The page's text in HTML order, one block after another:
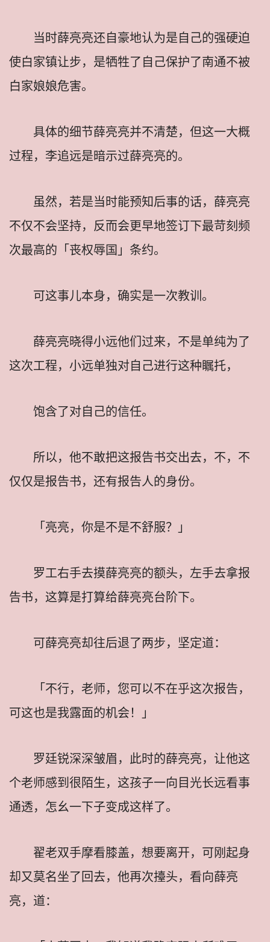
当时薛亮亮还自豪地认为是自己的强硬迫
使白家镇让步，是牺牲了自己保护了南通不被
白家娘娘危害。
具体的细节薛亮亮并不清楚，但这一大概
过程，李追远是暗示过薛亮亮的。
虽然，若是当时能预知后事的话，薛亮亮
不仅不会坚持，反而会更早地签订下最苛刻频
次最高的「丧权辱国」条约。
可这事儿本身，确实是一次教训。
薛亮亮晓得小远他们过来，不是单纯为了
这次工程，小远单独对自己进行这种瞩托，
饱含了对自己的信任。
所以，他不敢把这报告书交出去，不，不
仅仅是报告书，还有报告人的身份。
「亮亮，你是不是不舒服？」
罗工右手去摸薛亮亮的额头，左手去拿报
告书，这算是打算给薛亮亮台阶下。
可薛亮亮却往后退了两步，坚定道：
「不行，老师，您可以不在乎这次报告，
可这也是我露面的机会！」
罗廷锐深深皱眉，此时的薛亮亮，让他这
个老师感到很陌生，这孩子一向目光长远看事
通透，怎幺一下子变成这样了。
翟老双手摩看膝盖，想要离开，可刚起身
却又莫名坐了回去，他再次擡头，看向薛亮
亮，道：